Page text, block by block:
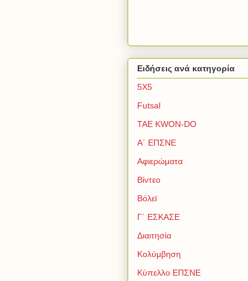
Ειδήσεις ανά κατηγορία
5Χ5
Futsal
TAE KWON-DO
Α΄ ΕΠΣΝΕ
Αφιερώματα
Βίντεο
Βόλεϊ
Γ΄ ΕΣΚΑΣΕ
Διαιτησία
Κολύμβηση
Κύπελλο ΕΠΣΝΕ